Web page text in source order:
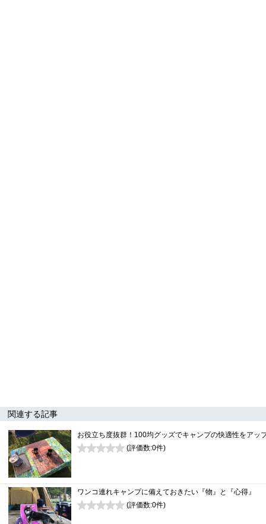
関連する記事
お役立ち度抜群！100均グッズでキャンプの快適性をアッ
(評価数:0件)
ワンコ連れキャンプに備えておきたい『物』と『心得』
(評価数:0件)